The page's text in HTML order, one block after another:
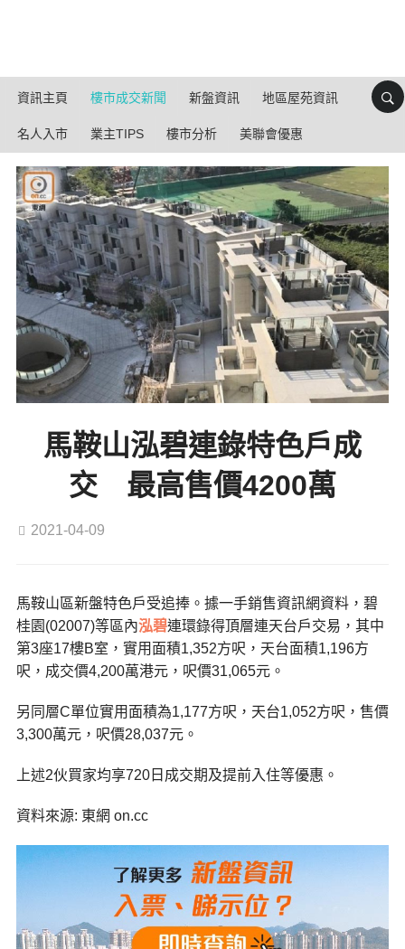
資訊主頁 樓市成交新聞 新盤資訊 地區屋苑資訊
名人入市 業主TIPS 樓市分析 美聯會優惠
馬鞍山泓碧連錄特色戶成
交 最高售價4200萬
2021-04-09
馬鞍山區新盤特色戶受追捧。據一手銷售資訊網資料，碧
桂園(02007)等區內泓碧連環錄得頂層連天台戶交易，其中
第3座17樓B室，實用面積1,352方呎，天台面積1,196方
呎，成交價4,200萬港元，呎價31,065元。
另同層C單位實用面積為1,177方呎，天台1,052方呎，售價
3,300萬元，呎價28,037元。
上述2伙買家均享720日成交期及提前入住等優惠。
資料來源: 東網 on.cc